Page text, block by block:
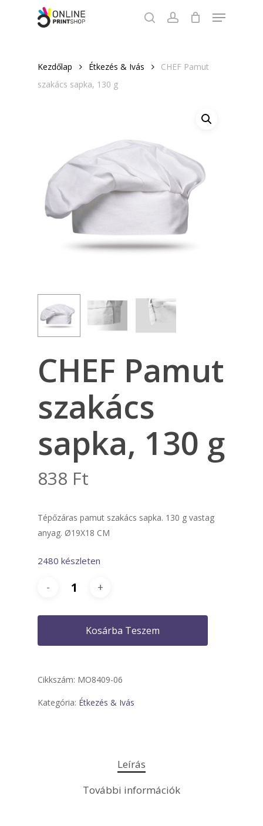
searchaccount
Menu
Kezdőlap Étkezés & Ivás
CHEF Pamut
szakács sapka, 130 g
CHEF Pamut
szakács
sapka, 130 g
838 Ft
Tépőzáras pamut szakács sapka. 130 g vastag
anyag. Ø19X18 CM
2480 készleten
Kosárba Teszem
Cikkszám: MO8409-06
Kategória: Étkezés & Ivás
Leírás
További információk